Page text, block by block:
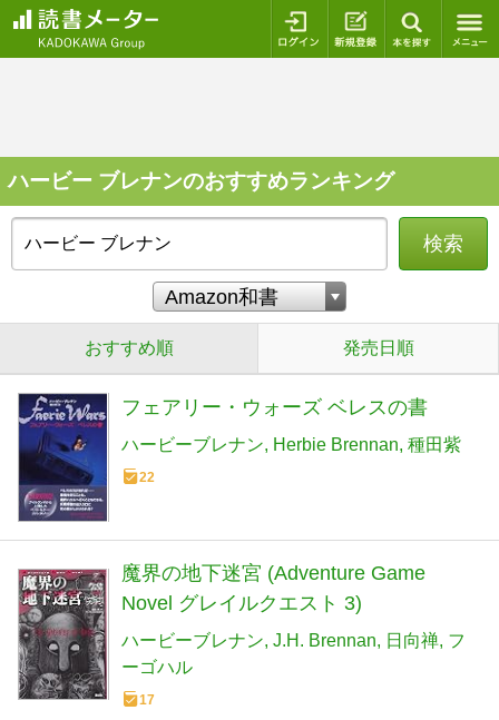
ログイン 新規登録
ハービー ブレナンのおすすめランキング
検索
おすすめ順 発売日順
フェアリー・ウォーズ ベレスの書
ハービーブレナン Herbie Brennan 種田紫
22
魔界の地下迷宮 (Adventure Game
Novel グレイルクエスト 3)
ハービーブレナン J.H. Brennan 日向禅 フ
ーゴハル
17